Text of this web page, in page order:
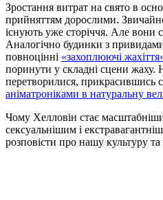
Зростання витрат на свято в
прийняттям дорослими.
існують уже сторіччя. Але
Аналогічно будинки з
повноцінні «захоплюючі
поринути у складні сцени жаху.
перетворилися, прикрасившись
аніматроніками в натуральну
Чому Хелловін стає
сексуальнішим і
розповісти про нашу культуру